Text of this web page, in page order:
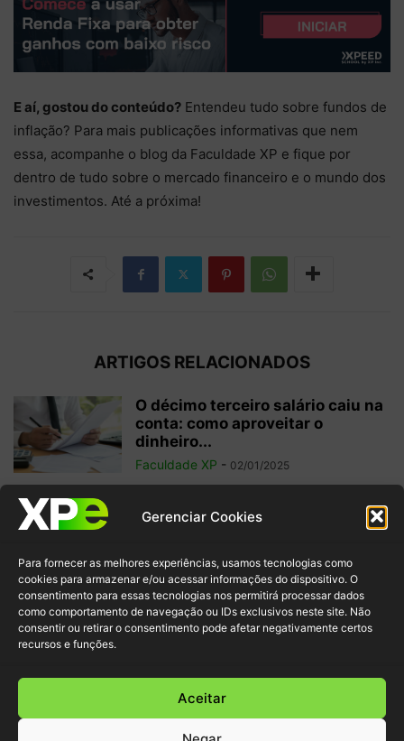
Gerenciar Cookies
Para fornecer as melhores experiências, usamos tecnologias como
cookies para armazenar e/ou acessar informações do dispositivo. O
consentimento para essas tecnologias nos permitirá processar dados
como comportamento de navegação ou IDs exclusivos neste site. Não
consentir ou retirar o consentimento pode afetar negativamente certos
recursos e funções.
Aceitar
E aí, gostou do conteúdo? Entendeu tudo sobre fundos de
inflação? Para mais publicações informativas que nem
essa, acompanhe o blog da Faculdade XP e fique por
dentro de tudo sobre o mercado financeiro e o mundo dos
investimentos. Até a próxima!
ARTIGOS RELACIONADOS
O décimo terceiro salário caiu na
conta: como aproveitar o
dinheiro...
Faculdade XP - 02/01/2025
Investimentos internacionais:
vale a pena investir fora do
Faculdade XP - 04/10/2024
Criptomoedas: regulamentações
e inovação para garantir